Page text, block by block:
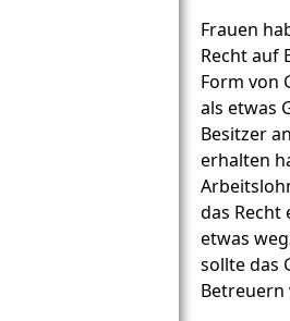
Frauen
Recht auf
Form von
als etwas
Besitzer
erhalten
das Recht
etwas
sollte das